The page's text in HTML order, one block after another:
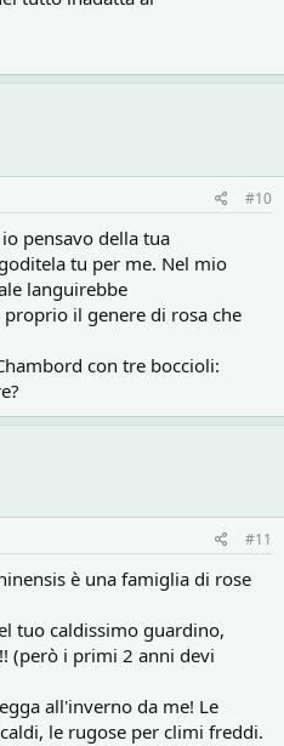
#10
pensavo della tua
tu per me. Nel mio
languirebbe
il genere di rosa che
con tre boccioli:
#11
è una famiglia di rose
tuo caldissimo guardino,
(però i primi 2 anni devi
all'inverno da me! Le
le rugose per climi freddi.